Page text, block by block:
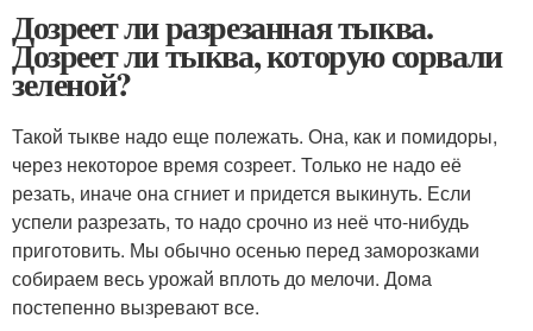
Дозреет ли разрезанная тыква.
Дозреет ли тыква, которую сорвали
зеленой?
Такой тыкве надо еще полежать. Она, как и помидоры,
через некоторое время созреет. Только не надо её
резать, иначе она сгниет и придется выкинуть. Если
успели разрезать, то надо срочно из неё что-нибудь
приготовить. Мы обычно осенью перед заморозками
собираем весь урожай вплоть до мелочи. Дома
постепенно вызревают все.